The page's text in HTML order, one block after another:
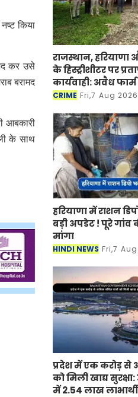
किया
कर उसे
बरामद
आबकारी
के साथ
राजस्थान, हरियाणा
के हिस्ट्रीशीटर पर
कार्यवाही: अवैध
बुलडोजर
CRIME Fri,7 Aug 2026
हरियाणा में राशन
बड़ी अपडेट ! पूरे गांव
मांगा
HINDI NEWS Fri,7
प्रदेश में एक करोड़ से
को मिली खाद्य
में 2.54 लाख